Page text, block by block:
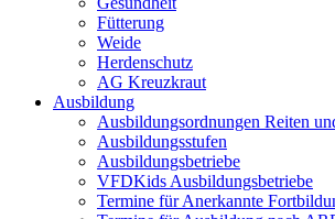
Fütterung
Weide
Herdenschutz
AG Kreuzkraut
Ausbildung
Ausbildungsordnungen Reiten
Ausbildungsstufen
Ausbildungsbetriebe
VFDKids Ausbildungsbetriebe
Termine für Anerkannte